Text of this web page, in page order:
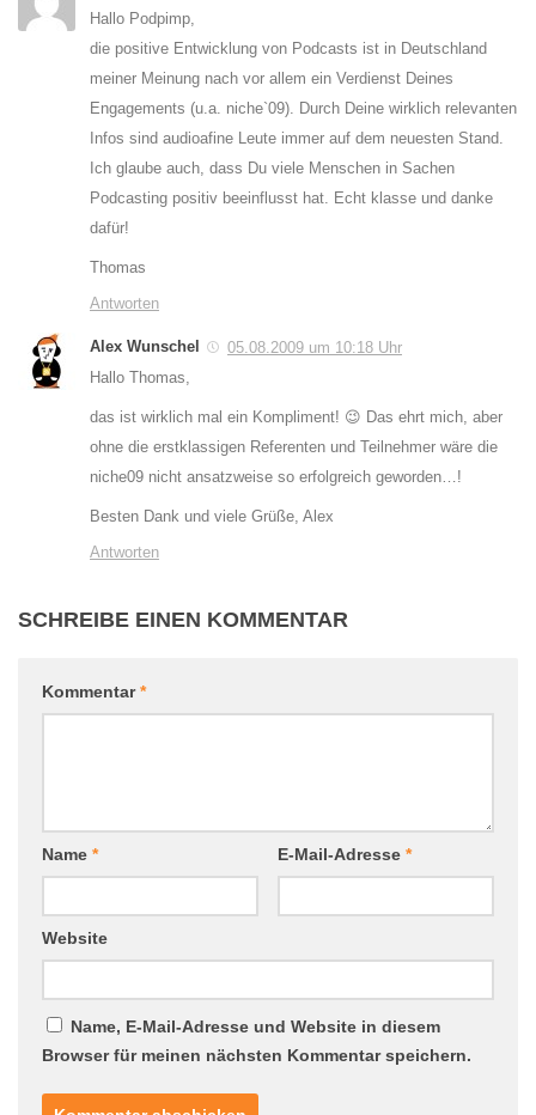
Hallo Podpimp,
die positive Entwicklung von Podcasts ist in Deutschland
meiner Meinung nach vor allem ein Verdienst Deines
Engagements (u.a. niche`09). Durch Deine wirklich relevanten
Infos sind audioafine Leute immer auf dem neuesten Stand.
Ich glaube auch, dass Du viele Menschen in Sachen
Podcasting positiv beeinflusst hat. Echt klasse und danke
dafür!
Thomas
Antworten
Alex Wunschel
05.08.2009 um 10:18 Uhr
Hallo Thomas,
das ist wirklich mal ein Kompliment! 😉 Das ehrt mich, aber
ohne die erstklassigen Referenten und Teilnehmer wäre die
niche09 nicht ansatzweise so erfolgreich geworden…!
Besten Dank und viele Grüße, Alex
Antworten
SCHREIBE EINEN KOMMENTAR
Kommentar*
Name * E-Mail-Adresse *
Website
Name, E-Mail-Adresse und Website in diesem
Browser für meinen nächsten Kommentar speichern.